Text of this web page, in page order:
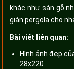
khác như sàn gỗ
giàn pergola cho
Bài viết liên quan:
Hình ảnh đẹp
28x220